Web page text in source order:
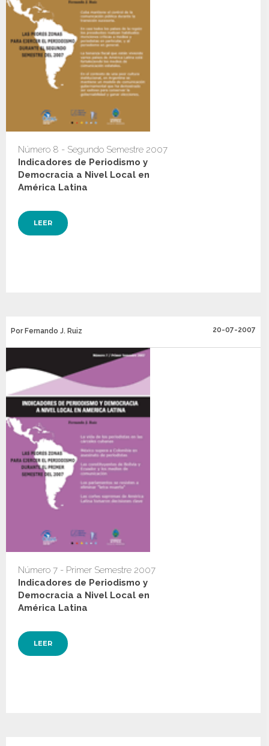
Número 8 - Segundo Semestre 2007
Indicadores de Periodismo y
Democracia a Nivel Local en
América Latina
LEER
Por Fernando J. Ruiz 20-07-2007
Número 7 - Primer Semestre 2007
Indicadores de Periodismo y
Democracia a Nivel Local en
América Latina
LEER